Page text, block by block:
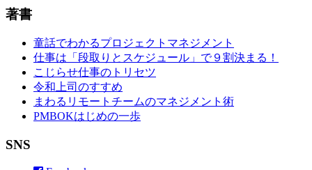
著書
童話でわかるプロジェクトマネジメント
仕事は「段取りとスケジュール」で９割決まる！
こじらせ仕事のトリセツ
令和上司のすすめ
まわるリモートチームのマネジメント術
PMBOKはじめの一歩
SNS